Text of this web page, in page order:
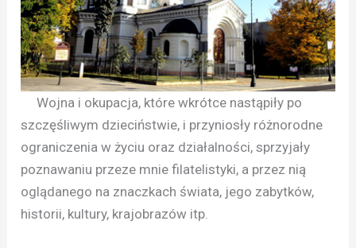
Wojna i okupacja, które wkrótce nastąpiły po
szczęśliwym dzieciństwie, i przyniosły różnorodne
ograniczenia w życiu oraz działalności, sprzyjały
poznawaniu przeze mnie filatelistyki, a przez nią
oglądanego na znaczkach świata, jego zabytków,
historii, kultury, krajobrazów itp.